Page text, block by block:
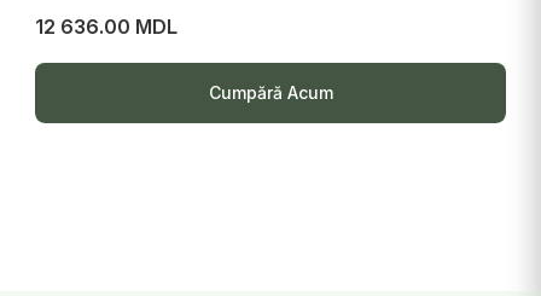
12 636.00 MDL
Cumpără Acum